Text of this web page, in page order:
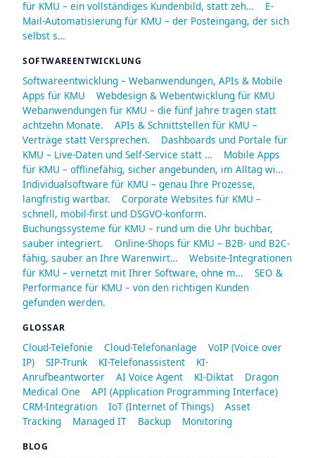
für KMU – ein vollständiges Kundenbild, statt zeh…
E-
Mail-Automatisierung für KMU – der Posteingang, der sich
selbst s…
SOFTWAREENTWICKLUNG
Softwareentwicklung – Webanwendungen, APIs & Mobile
Apps für KMU
Webdesign & Webentwicklung für KMU
Webanwendungen für KMU – die fünf Jahre tragen statt
achtzehn Monate.
APIs & Schnittstellen für KMU –
Verträge statt Versprechen.
Dashboards und Portale für
KMU – Live-Daten und Self-Service statt …
Mobile Apps
für KMU – offlinefähig, sicher angebunden, im Alltag wi…
Individualsoftware für KMU – genau Ihre Prozesse,
langfristig wartbar.
Corporate Websites für KMU –
schnell, mobil-first und DSGVO-konform.
Buchungssysteme für KMU – rund um die Uhr buchbar,
sauber integriert.
Online-Shops für KMU – B2B- und B2C-
fähig, sauber an Ihre Warenwirt…
Website-Integrationen
für KMU – vernetzt mit Ihrer Software, ohne m…
SEO &
Performance für KMU – von den richtigen Kunden
gefunden werden.
GLOSSAR
Cloud-Telefonie Cloud-Telefonanlage
VoIP (Voice over
IP)
SIP-Trunk KI-Telefonassistent
KI-
Anrufbeantworter
AI Voice Agent KI-Diktat
Dragon
Medical One
API (Application Programming Interface)
CRM-Integration
IoT (Internet of Things)
Asset
Tracking
Managed IT Backup Monitoring
BLOG